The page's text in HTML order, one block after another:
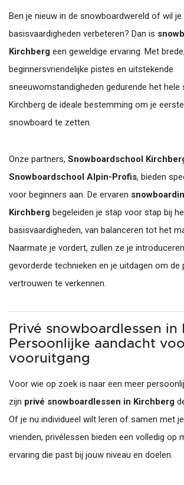
Ben je nieuw in de snowboardwereld of wil je
basisvaardigheden verbeteren? Dan is
Kirchberg een geweldige ervaring. Met brede,
beginnersvriendelijke pistes en uitstekende
sneeuwomstandigheden gedurende het hele
Kirchberg de ideale bestemming om je
snowboard te zetten.
Onze partners, Snowboardschool
Snowboardschool Alpin-Profis, bieden
voor beginners aan. De ervaren
Kirchberg begeleiden je stap voor stap bij
basisvaardigheden, van balanceren tot het
Naarmate je vordert, zullen ze je
gevorderde technieken en je uitdagen om
vertrouwen te verkennen.
Privé snowboardlessen in
Persoonlijke aandacht
vooruitgang
Voor wie op zoek is naar een meer
zijn privé snowboardlessen in Kirchberg
Of je nu individueel wilt leren of samen met
vrienden, privélessen bieden een volledig op
ervaring die past bij jouw niveau en doelen.